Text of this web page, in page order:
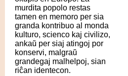
murdita popolo restas
tamen en memoro per sia
granda kontribuo al monda
kulturo, scienco kaj civilizo,
ankaŭ per siaj atingoj por
konservi, malgraŭ
grandegaj malhelpoj, sian
riĉan identecon.